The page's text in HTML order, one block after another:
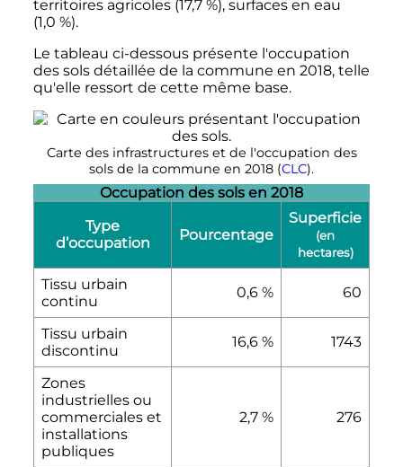
territoires agricoles (17,7 %), surfaces en eau
(1,0 %).
Le tableau ci-dessous présente l'occupation
des sols détaillée de la commune en 2018, telle
qu'elle ressort de cette même base.
Carte des infrastructures et de l'occupation des
sols de la commune en 2018 (CLC).
Occupation des sols en 2018
Type
d’occupation
Pourcentage
Superficie
(en
hectares)
Tissu urbain
continu
0,6 % 60
Tissu urbain
discontinu
16,6 % 1743
Zones
industrielles ou
commerciales et
installations
publiques
2,7 % 276